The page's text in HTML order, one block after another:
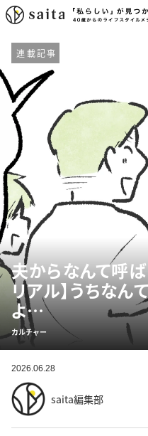
連載記事
夫からなんて呼ば
リアル】うちなん
よ…
カルチャー
2026.06.28
saita編集部